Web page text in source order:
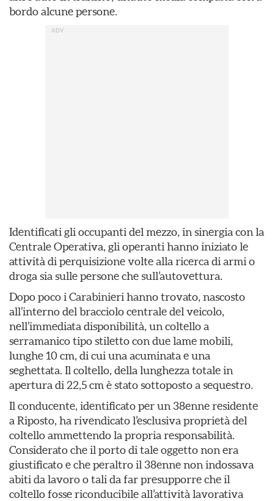
bordo alcune persone.
Identificati gli occupanti del mezzo, in sinergia con la
Centrale Operativa, gli operanti hanno iniziato le
attività di perquisizione volte alla ricerca di armi o
droga sia sulle persone che sull’autovettura.
Dopo poco i Carabinieri hanno trovato, nascosto
all’interno del bracciolo centrale del veicolo,
nell’immediata disponibilità, un coltello a
serramanico tipo stiletto con due lame mobili,
lunghe 10 cm, di cui una acuminata e una
seghettata. Il coltello, della lunghezza totale in
apertura di 22,5 cm è stato sottoposto a sequestro.
Il conducente, identificato per un 38enne residente
a Riposto, ha rivendicato l’esclusiva proprietà del
coltello ammettendo la propria responsabilità.
Considerato che il porto di tale oggetto non era
giustificato e che peraltro il 38enne non indossava
abiti da lavoro o tali da far presupporre che il
coltello fosse riconducibile all’attività lavorativa